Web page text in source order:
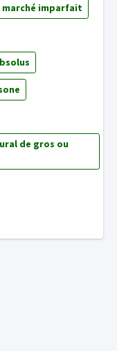
marché imparfait
de gros ou